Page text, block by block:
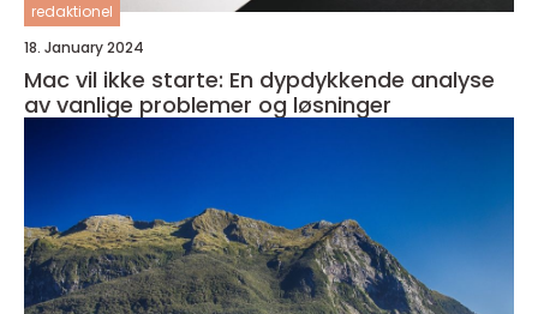
redaktionel
18. January 2024
Mac vil ikke starte: En dypdykkende analyse
av vanlige problemer og løsninger